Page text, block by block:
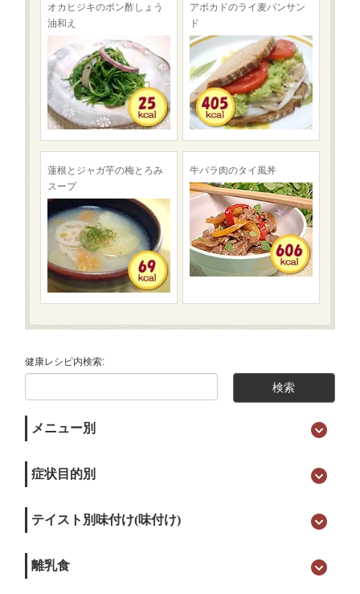
オカヒジキのポン酢しょう
油和え
アボカドのライ麦パンサン
ド
蓮根とジャガ芋の梅とろみ
スープ
牛バラ肉のタイ風丼
健康レシピ内検索:
メニュー別
症状目的別
テイスト別味付け(味付け)
離乳食